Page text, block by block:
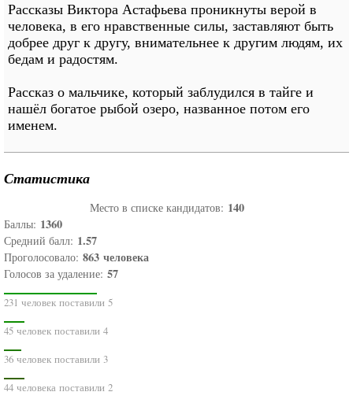
Рассказы Виктора Астафьева проникнуты верой в
человека, в его нравственные силы, заставляют быть
добрее друг к другу, внимательнее к другим людям, их
бедам и радостям.
Рассказ о мальчике, который заблудился в тайге и
нашёл богатое рыбой озеро, названное потом его
именем.
Статистика
Место в списке кандидатов: 140
Баллы: 1360
Средний балл: 1.57
Проголосовало: 863 человека
Голосов за удаление: 57
231 человек поставили 5
45 человек поставили 4
36 человек поставили 3
44 человека поставили 2